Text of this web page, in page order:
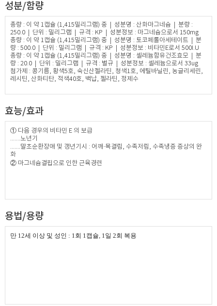
성분/함량
총량 : 이 약 1캡슐 (1,415밀리그램) 중 | 성분명 : 산화마그네슘 | 분량 :
250.0 | 단위 : 밀리그램 | 규격 : KP | 성분정보 : 마그네슘으로서 150mg
총량 : 이 약 1캡슐 (1,415밀리그램) 중 | 성분명 : 토코페롤아세테이트 | 분
량 : 500.0 | 단위 : 밀리그램 | 규격 : KP | 성분정보 : 비타민E로서 500I.U
총량 : 이 약 1캡슐 (1,415밀리그램) 중 | 성분명 : 셀레늄함유건조효모 | 분
량 : 20.0 | 단위 : 밀리그램 | 규격 : 별규 | 성분정보 : 셀레늄으로서 33ug
첨가제 : 콩기름, 황색5호, 숙신산젤라틴, 청색1호, 에틸바닐린, 농글리세린,
레시틴, 산화티탄, 적색40호, 백납, 젤라틴, 정제수​
효능/효과
① 다음 경우의 비타민 E 의 보급
.......노년기
.......말초순환장애 및 갱년기시 : 어깨·목결림, 수족저림, 수족냉증 증상의 완
화
② 마그네슘결핍으로 인한 근육경련
용법/용량
만 12세 이상 및 성인 : 1회 1캡슐, 1일 2회 복용